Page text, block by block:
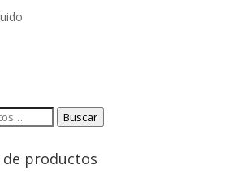
Buscar
de productos